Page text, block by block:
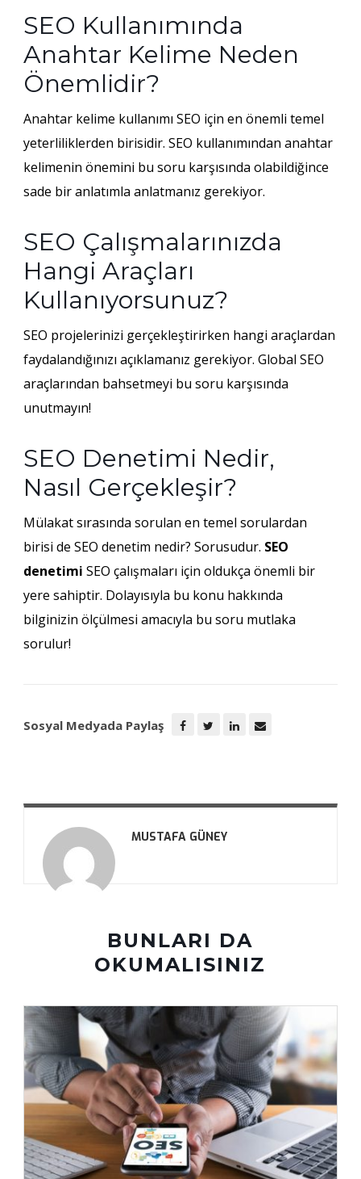
SEO Kullanımında
Anahtar Kelime Neden
Önemlidir?
Anahtar kelime kullanımı SEO için en önemli temel
yeterliliklerden birisidir. SEO kullanımından anahtar
kelimenin önemini bu soru karşısında olabildiğince
sade bir anlatımla anlatmanız gerekiyor.
SEO Çalışmalarınızda
Hangi Araçları
Kullanıyorsunuz?
SEO projelerinizi gerçekleştirirken hangi araçlardan
faydalandığınızı açıklamanız gerekiyor. Global SEO
araçlarından bahsetmeyi bu soru karşısında
unutmayın!
SEO Denetimi Nedir,
Nasıl Gerçekleşir?
Mülakat sırasında sorulan en temel sorulardan
birisi de SEO denetim nedir? Sorusudur. SEO
denetimi SEO çalışmaları için oldukça önemli bir
yere sahiptir. Dolayısıyla bu konu hakkında
bilginizin ölçülmesi amacıyla bu soru mutlaka
sorulur!
Sosyal Medyada Paylaş
MUSTAFA GÜNEY
BUNLARI DA
OKUMALISINIZ